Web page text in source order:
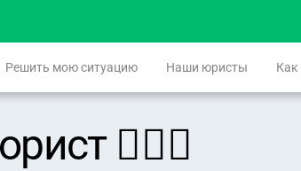
Решить мою ситуацию Наши юристы Как
👨🏻‍⚖️